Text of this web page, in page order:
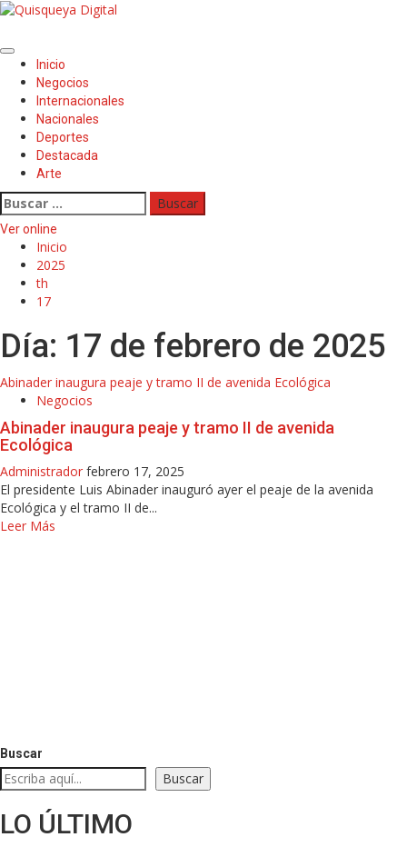
Saltar
contenido
Menú
principal
Inicio
Negocios
Internacionales
Nacionales
Deportes
Destacada
Arte
Buscar:
Ver online
Inicio
2025
th
17
Día: 17 de febrero de 2025
Abinader inaugura peaje y tramo II de avenida Ecológica
Negocios
Abinader inaugura peaje y tramo II de avenida
Ecológica
Administrador febrero 17, 2025
El presidente Luis Abinader inauguró ayer el peaje de la avenida
Ecológica y el tramo II de...
Leer Más
Buscar
Buscar
LO ÚLTIMO